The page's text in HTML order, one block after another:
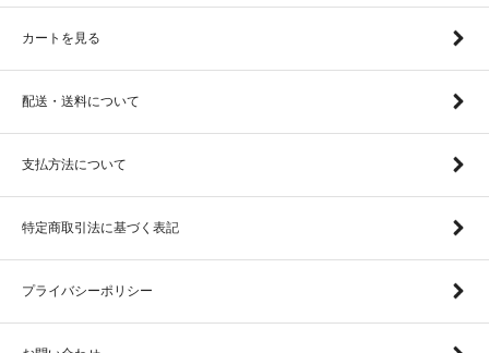
カートを見る
配送・送料について
支払方法について
特定商取引法に基づく表記
プライバシーポリシー